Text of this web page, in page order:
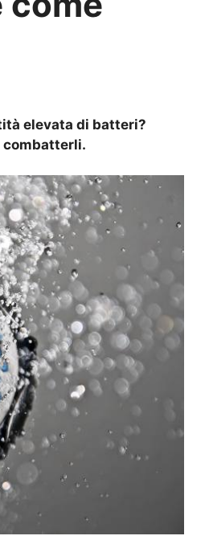
elevata di batteri?
combatterli.